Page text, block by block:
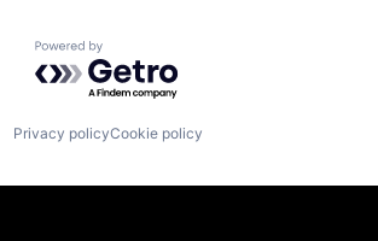
Powered by Getro.com
Privacy policyCookie policy